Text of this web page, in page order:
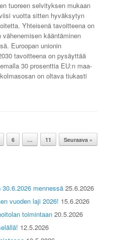
tuoreen selvityksen mukaan
vuotta sitten hyväksytyn
Yhteisenä tavoitteena on
kääntäminen
Euroopan unionin
tavoitteena on pysäyttää
30 prosenttia EU:n maa-
on oltava tiukasti
6 … 11 Seuraava »
mennessä 25.6.2026
vuoden laji 2026! 15.6.2026
toimintaan 20.5.2026
12.5.2026